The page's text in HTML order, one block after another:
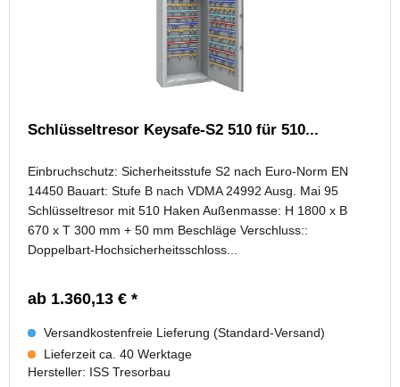
Schlüsseltresor Keysafe-S2 510 für 510...
Einbruchschutz: Sicherheitsstufe S2 nach Euro-Norm EN
14450 Bauart: Stufe B nach VDMA 24992 Ausg. Mai 95
Schlüsseltresor mit 510 Haken Außenmasse: H 1800 x B
670 x T 300 mm + 50 mm Beschläge Verschluss::
Doppelbart-Hochsicherheitsschloss...
ab 1.360,13 € *
Versandkostenfreie Lieferung (Standard-Versand)
Lieferzeit ca. 40 Werktage
Hersteller: ISS Tresorbau